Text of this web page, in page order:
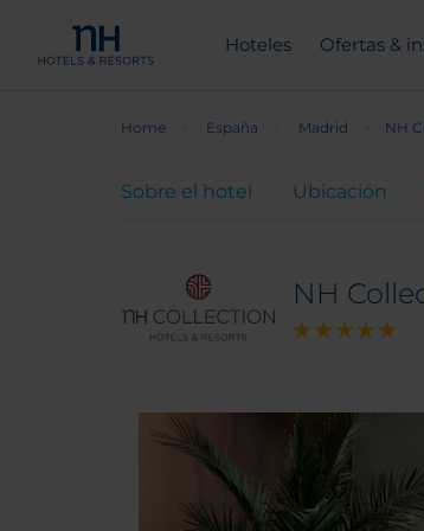
Hoteles Ofertas &
Home España Madrid NH
Sobre el hotel Ubicación
NH